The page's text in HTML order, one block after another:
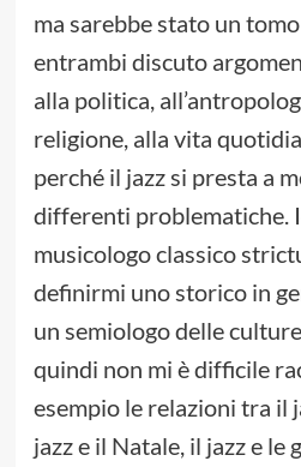
ma sarebbe stato un
entrambi discuto
alla politica,
religione, alla vita
perché il jazz si presta a
differenti problematiche.
musicologo classico
definirmi uno storico in
un semiologo delle
quindi non mi è difficile
esempio le relazioni tra il
jazz e il Natale, il jazz e le